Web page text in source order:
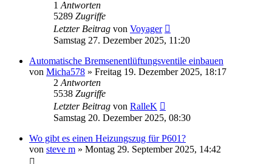
1 Antworten
5289 Zugriffe
Letzter Beitrag von Voyager
Samstag 27. Dezember 2025, 11:20
Automatische Bremsenentlüftungsventile einbauen
von Micha578 » Freitag 19. Dezember 2025, 18:17
2 Antworten
5538 Zugriffe
Letzter Beitrag von RalleK
Samstag 20. Dezember 2025, 08:30
Wo gibt es einen Heizungszug für P601?
von steve m » Montag 29. September 2025, 14:42